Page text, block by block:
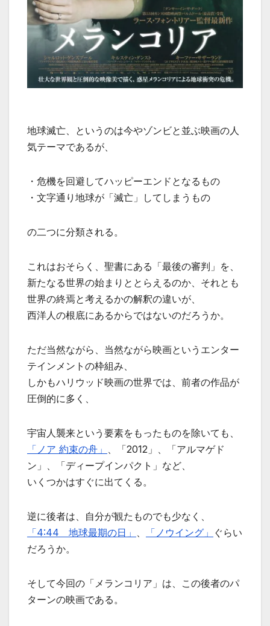
地球滅亡、というのは今やゾンビと並ぶ映画の人
気テーマであるが、
・危機を回避してハッピーエンドとなるもの
・文字通り地球が「滅亡」してしまうもの
の二つに分類される。
これはおそらく、聖書にある「最後の審判」を、
新たなる世界の始まりととらえるのか、それとも
世界の終焉と考えるかの解釈の違いが、
西洋人の根底にあるからではないのだろうか。
ただ当然ながら、当然ながら映画というエンター
テインメントの枠組み、
しかもハリウッド映画の世界では、前者の作品が
圧倒的に多く、
宇宙人襲来という要素をもったものを除いても、
「ノア 約束の舟」 、「2012」、「アルマゲド
ン」、「ディープインパクト」など、
いくつかはすぐに出てくる。
逆に後者は、自分が観たものでも少なく、
「4:44 地球最期の日」 、 「ノウイング」 ぐらい
だろうか。
そして今回の「メランコリア」は、この後者のパ
ターンの映画である。